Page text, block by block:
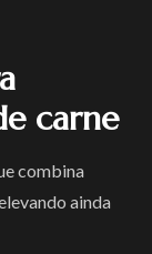
carne
combina
ainda